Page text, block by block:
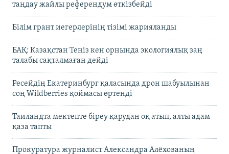
таңдау жайлы референдум өткізбейді
Білім грант иегерлерінің тізімі жарияланды
БАҚ: Қазақстан Теңіз кен орнында экологиялық заң
талабы сақталмаған дейді
Ресейдің Екатеринбург қаласында дрон шабуылынан
соң Wildberries қоймасы өртенді
Таиландта мектепте біреу қарудан оқ атып, алты адам
қаза тапты
Прокуратура журналист Александра Алёхованың